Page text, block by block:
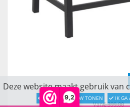
9,2
Van€ 399,00
Deze website maakt gebruik van
LATER OPNIEUW TONEN IK GA